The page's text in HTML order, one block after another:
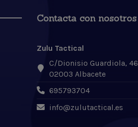
Contacta con nosotros
Zulu Tactical
C/Dionisio Guardiola, 46
02003 Albacete
695793704
info@zulutactical.es